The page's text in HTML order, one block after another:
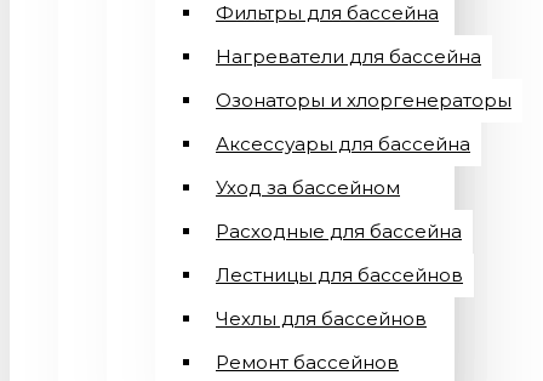
Фильтры для бассейна
Нагреватели для бассейна
Озонаторы и хлоргенераторы
Аксессуары для бассейна
Уход за бассейном
Расходные для бассейна
Лестницы для бассейнов
Чехлы для бассейнов
Ремонт бассейнов